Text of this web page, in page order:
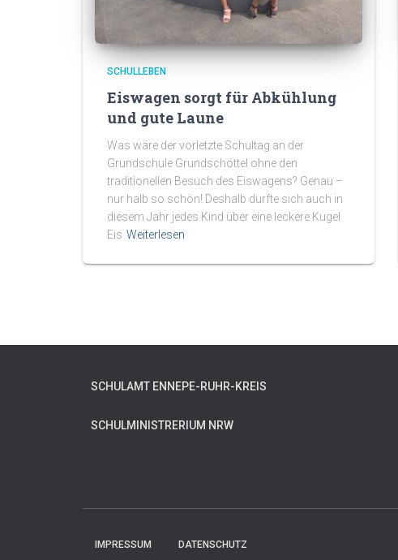
SCHULLEBEN
Eiswagen sorgt für Abkühlung
und gute Laune
Was wäre der vorletzte Schultag an der
Grundschule Grundschöttel ohne den
traditionellen Besuch des Eiswagens? Genau –
nur halb so schön! Deshalb durfte sich auch in
diesem Jahr jedes Kind über eine leckere Kugel
Eis Weiterlesen
SCHULAMT ENNEPE-RUHR-KREIS
SCHULMINISTRERIUM NRW
IMPRESSUM DATENSCHUTZ